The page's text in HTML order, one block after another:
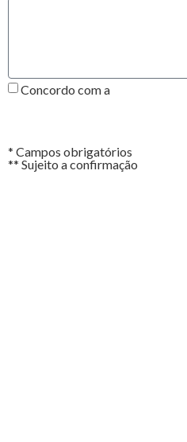
Concordo com a
* Campos obrigatórios
** Sujeito a confirmação